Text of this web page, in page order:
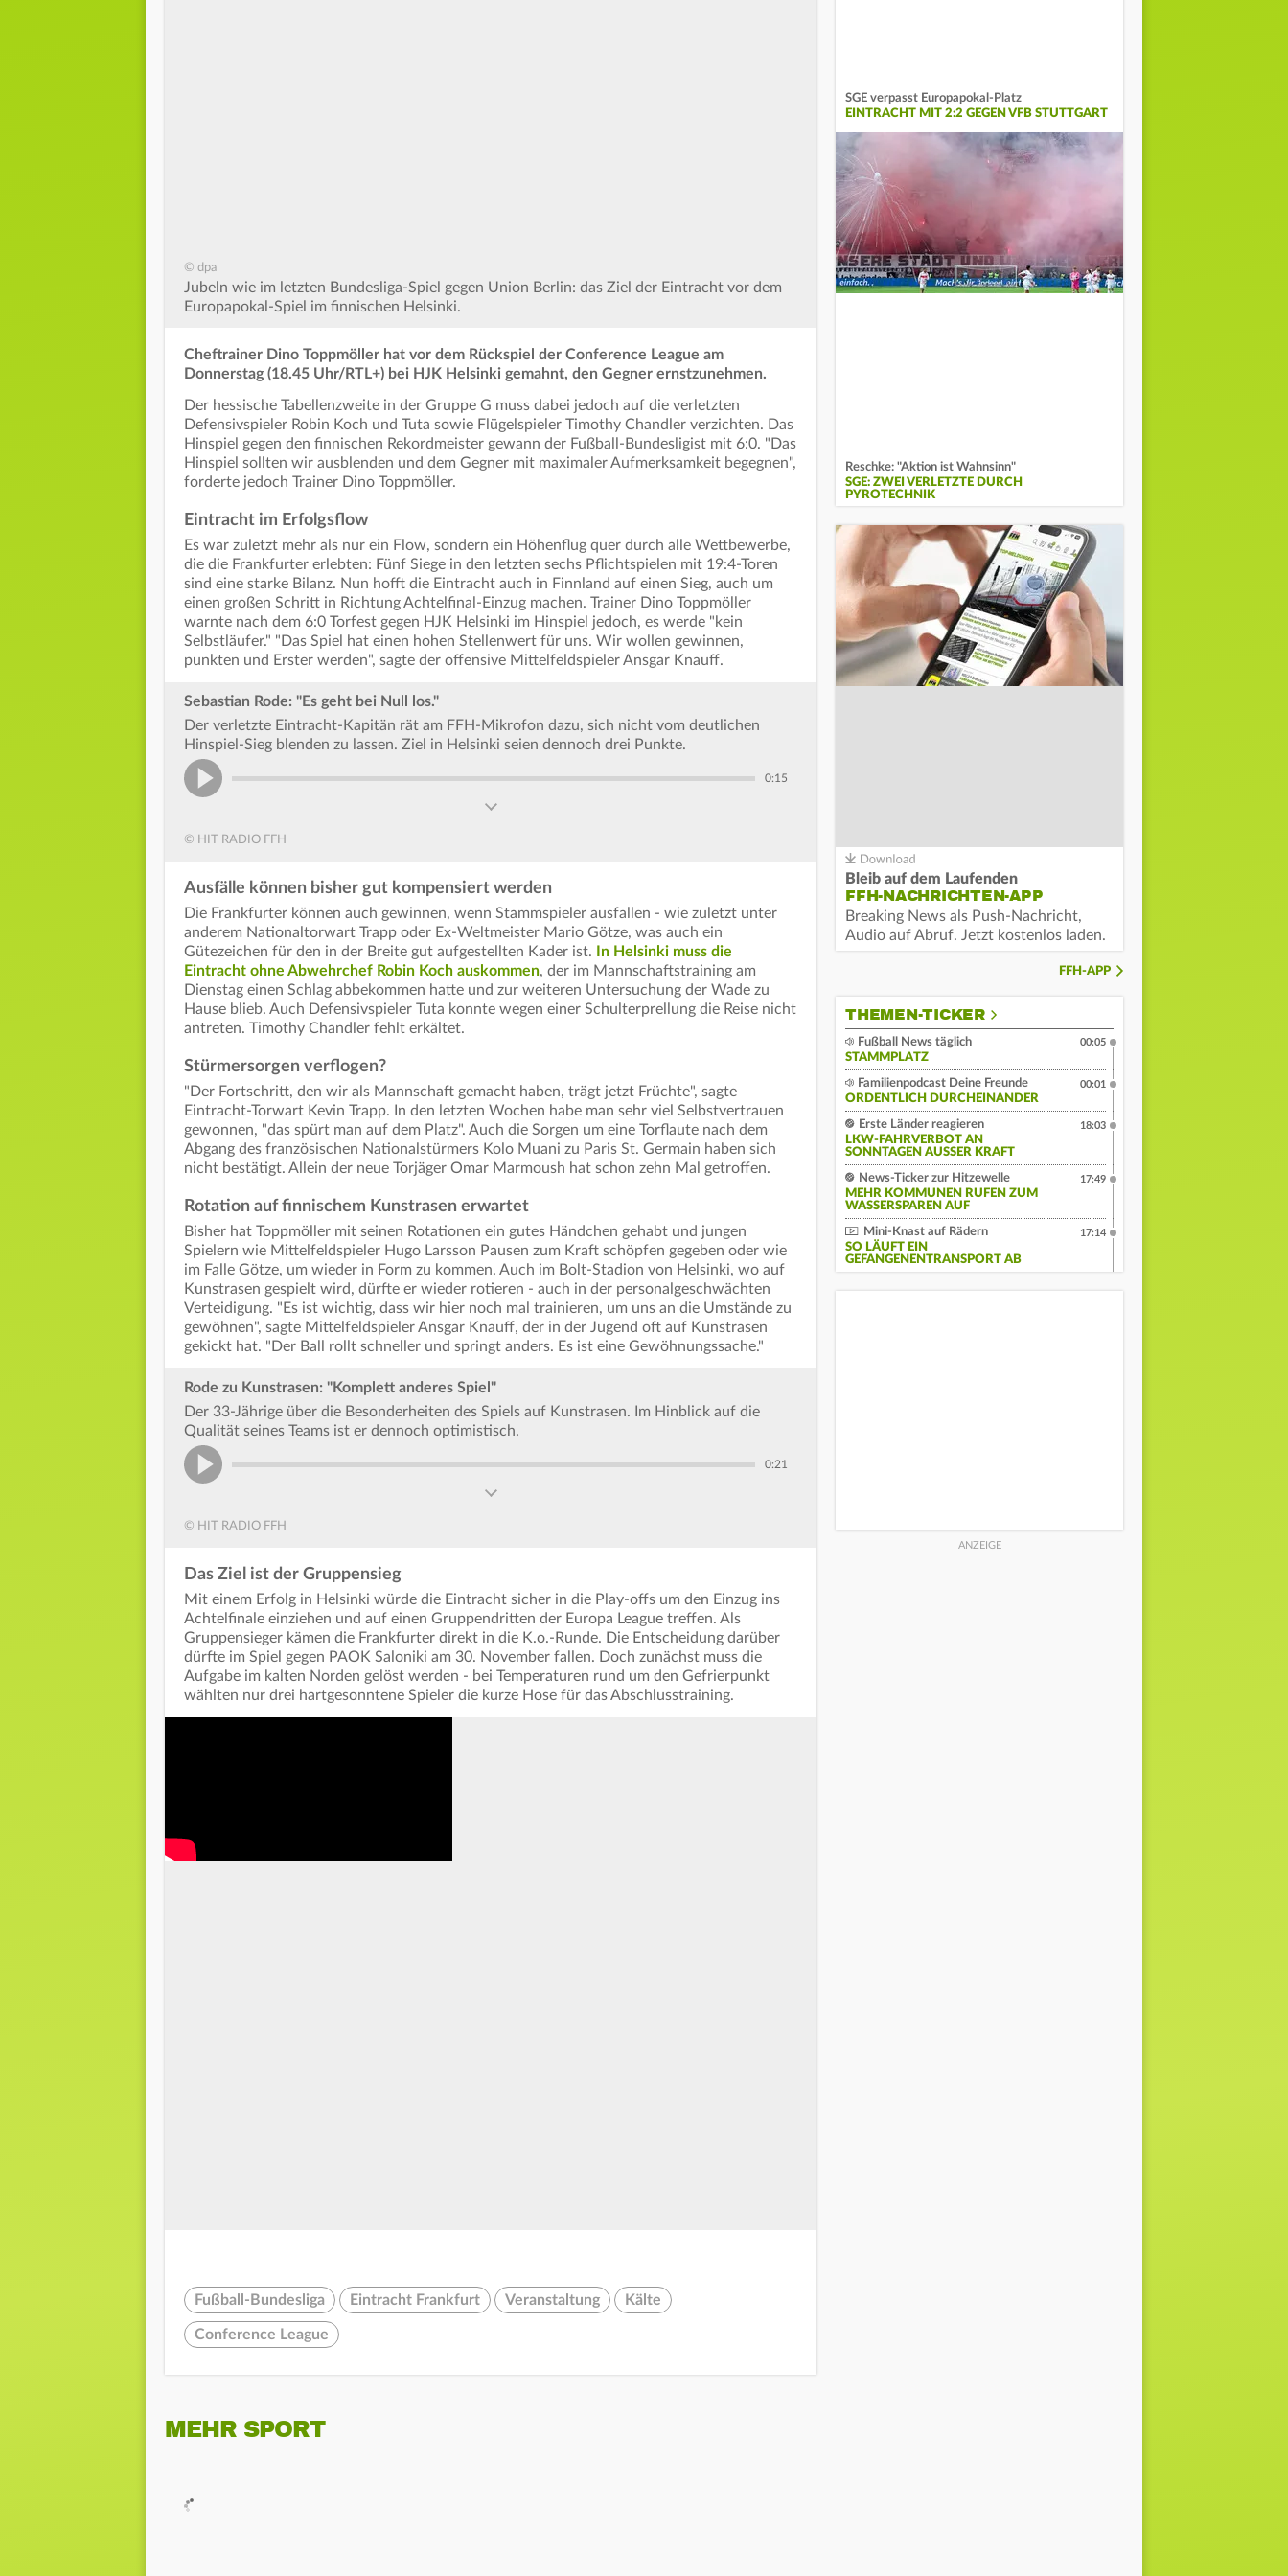
© dpa
Jubeln wie im letzten Bundesliga-Spiel gegen Union Berlin: das Ziel der Eintracht vor dem
Europapokal-Spiel im finnischen Helsinki.
Cheftrainer Dino Toppmöller hat vor dem Rückspiel der Conference League am
Donnerstag (18.45 Uhr/RTL+) bei HJK Helsinki gemahnt, den Gegner ernstzunehmen.
Der hessische Tabellenzweite in der Gruppe G muss dabei jedoch auf die verletzten
Defensivspieler Robin Koch und Tuta sowie Flügelspieler Timothy Chandler verzichten. Das
Hinspiel gegen den finnischen Rekordmeister gewann der Fußball-Bundesligist mit 6:0. "Das
Hinspiel sollten wir ausblenden und dem Gegner mit maximaler Aufmerksamkeit begegnen",
forderte jedoch Trainer Dino Toppmöller.
Eintracht im Erfolgsflow
Es war zuletzt mehr als nur ein Flow, sondern ein Höhenflug quer durch alle Wettbewerbe,
die die Frankfurter erlebten: Fünf Siege in den letzten sechs Pflichtspielen mit 19:4-Toren
sind eine starke Bilanz. Nun hofft die Eintracht auch in Finnland auf einen Sieg, auch um
einen großen Schritt in Richtung Achtelfinal-Einzug machen. Trainer Dino Toppmöller
warnte nach dem 6:0 Torfest gegen HJK Helsinki im Hinspiel jedoch, es werde "kein
Selbstläufer." "Das Spiel hat einen hohen Stellenwert für uns. Wir wollen gewinnen,
punkten und Erster werden", sagte der offensive Mittelfeldspieler Ansgar Knauff.
Sebastian Rode: "Es geht bei Null los."
Der verletzte Eintracht-Kapitän rät am FFH-Mikrofon dazu, sich nicht vom deutlichen
Hinspiel-Sieg blenden zu lassen. Ziel in Helsinki seien dennoch drei Punkte.
0:15
© HIT RADIO FFH
Ausfälle können bisher gut kompensiert werden
Die Frankfurter können auch gewinnen, wenn Stammspieler ausfallen - wie zuletzt unter
anderem Nationaltorwart Trapp oder Ex-Weltmeister Mario Götze, was auch ein
Gütezeichen für den in der Breite gut aufgestellten Kader ist.
In Helsinki muss die
Eintracht ohne Abwehrchef Robin Koch auskommen, der im Mannschaftstraining am
Dienstag einen Schlag abbekommen hatte und zur weiteren Untersuchung der Wade zu
Hause blieb. Auch Defensivspieler Tuta konnte wegen einer Schulterprellung die Reise nicht
antreten. Timothy Chandler fehlt erkältet.
Stürmersorgen verflogen?
"Der Fortschritt, den wir als Mannschaft gemacht haben, trägt jetzt Früchte", sagte
Eintracht-Torwart Kevin Trapp. In den letzten Wochen habe man sehr viel Selbstvertrauen
gewonnen, "das spürt man auf dem Platz". Auch die Sorgen um eine Torflaute nach dem
Abgang des französischen Nationalstürmers Kolo Muani zu Paris St. Germain haben sich
nicht bestätigt. Allein der neue Torjäger Omar Marmoush hat schon zehn Mal getroffen.
Rotation auf finnischem Kunstrasen erwartet
Bisher hat Toppmöller mit seinen Rotationen ein gutes Händchen gehabt und jungen
Spielern wie Mittelfeldspieler Hugo Larsson Pausen zum Kraft schöpfen gegeben oder wie
im Falle Götze, um wieder in Form zu kommen. Auch im Bolt-Stadion von Helsinki, wo auf
Kunstrasen gespielt wird, dürfte er wieder rotieren - auch in der personalgeschwächten
Verteidigung. "Es ist wichtig, dass wir hier noch mal trainieren, um uns an die Umstände zu
gewöhnen", sagte Mittelfeldspieler Ansgar Knauff, der in der Jugend oft auf Kunstrasen
gekickt hat. "Der Ball rollt schneller und springt anders. Es ist eine Gewöhnungssache."
Rode zu Kunstrasen: "Komplett anderes Spiel"
Der 33-Jährige über die Besonderheiten des Spiels auf Kunstrasen. Im Hinblick auf die
Qualität seines Teams ist er dennoch optimistisch.
0:21
© HIT RADIO FFH
Das Ziel ist der Gruppensieg
Mit einem Erfolg in Helsinki würde die Eintracht sicher in die Play-offs um den Einzug ins
Achtelfinale einziehen und auf einen Gruppendritten der Europa League treffen. Als
Gruppensieger kämen die Frankfurter direkt in die K.o.-Runde. Die Entscheidung darüber
dürfte im Spiel gegen PAOK Saloniki am 30. November fallen. Doch zunächst muss die
Aufgabe im kalten Norden gelöst werden - bei Temperaturen rund um den Gefrierpunkt
wählten nur drei hartgesonntene Spieler die kurze Hose für das Abschlusstraining.
Fußball-Bundesliga Eintracht Frankfurt Veranstaltung Kälte
Conference League
SGE verpasst Europapokal-Platz
EINTRACHT MIT 2:2 GEGEN VFB STUTTGART
Reschke: "Aktion ist Wahnsinn"
SGE: ZWEI VERLETZTE DURCH
PYROTECHNIK
Bleib auf dem Laufenden
FFH-NACHRICHTEN-APP
Breaking News als Push-Nachricht,
Audio auf Abruf. Jetzt kostenlos laden.
FFH-APP
THEMEN-TICKER
Fußball News täglich
STAMMPLATZ
00:05
Familienpodcast Deine Freunde
ORDENTLICH DURCHEINANDER
00:01
Erste Länder reagieren
LKW-FAHRVERBOT AN
SONNTAGEN AUSSER KRAFT
18:03
News-Ticker zur Hitzewelle
MEHR KOMMUNEN RUFEN ZUM
WASSERSPAREN AUF
17:49
Mini-Knast auf Rädern
SO LÄUFT EIN
GEFANGENENTRANSPORT AB
17:14
MEHR SPORT